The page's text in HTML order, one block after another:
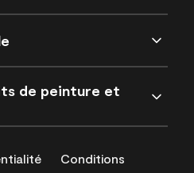
de peinture et
Conditions